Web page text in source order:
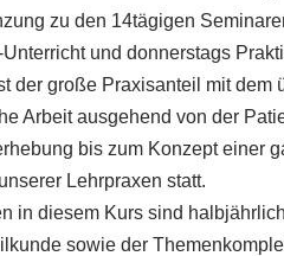
zu den 14tägigen
und donnerstags
der große Praxisanteil mit
Arbeit ausgehend von der
bis zum Konzept einer
Lehrpraxen statt.
in diesem Kurs sind
sowie der